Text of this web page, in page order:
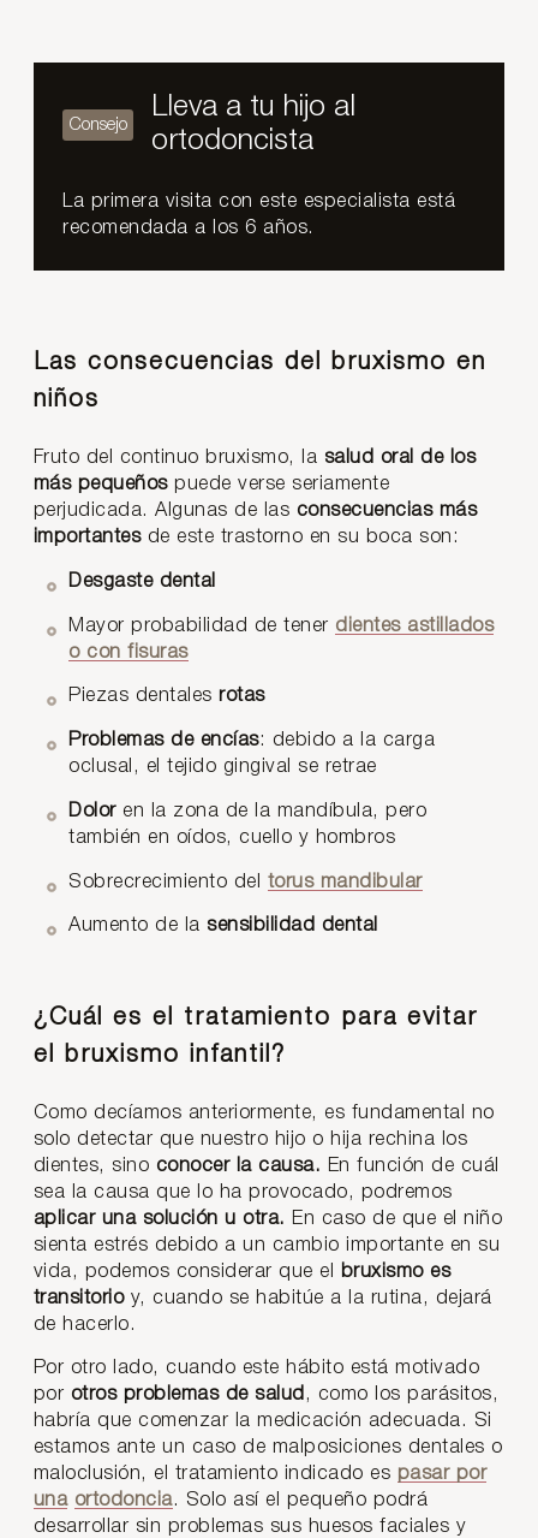
Lleva a tu hijo al
ortodoncista
La primera visita con este especialista está
recomendada a los 6 años.
Las consecuencias del bruxismo en
niños
Fruto del continuo bruxismo, la salud oral de los
más pequeñospuede verse seriamente
perjudicada. Algunas de las consecuencias más
importantes de este trastorno en su boca son:
Desgaste dental
Mayor probabilidad de tener dientes astillados
o con fisuras
Piezas dentales rotas
Problemas de encías: debido a la carga
oclusal, el tejido gingival se retrae
Doloren la zona de la mandíbula, pero
también en oídos, cuello y hombros
Sobrecrecimiento del torus mandibular
Aumento de la sensibilidad dental
¿Cuál es el tratamiento para evitar
el bruxismo infantil?
Como decíamos anteriormente, es fundamental no
solo detectar que nuestro hijo o hija rechina los
dientes, sino conocer la causa. En función de cuál
sea la causa que lo ha provocado, podremos
aplicar una solución u otra. En caso de que el niño
sienta estrés debido a un cambio importante en su
vida, podemos considerar que el
bruxismo es
transitorio y, cuando se habitúe a la rutina, dejará
de hacerlo.
Por otro lado, cuando este hábito está motivado
por otros problemas de salud , como los parásitos,
habría que comenzar la medicación adecuada. Si
estamos ante un caso de malposiciones dentales o
maloclusión, el tratamiento indicado es pasar por
una ortodoncia. Solo así el pequeño podrá
desarrollar sin problemas sus huesos faciales y